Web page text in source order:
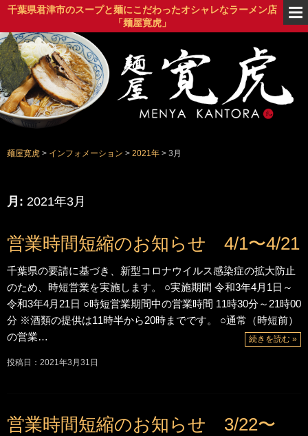
千葉県君津市のスープと麺にこだわったオシャレなラーメン店
「麺屋寛虎」
麺屋寛虎 > インフォメーション > 2021年 > 3月
月: 2021年3月
営業時間短縮のお知らせ 4/1〜4/21
千葉県の要請に基づき、新型コロナウイルス感染症の拡大防止
のため、時短営業を実施します。 ○実施期間 令和3年4月1日～
令和3年4月21日 ○時短営業期間中の営業時間 11時30分～21時00
分 ※酒類の提供は11時半から20時までです。 ○通常（時短前）
の営業…
続きを読む »
投稿日：2021年3月31日
営業時間短縮のお知らせ 3/22〜